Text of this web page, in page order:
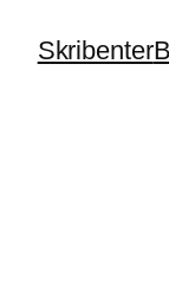
Skribenter